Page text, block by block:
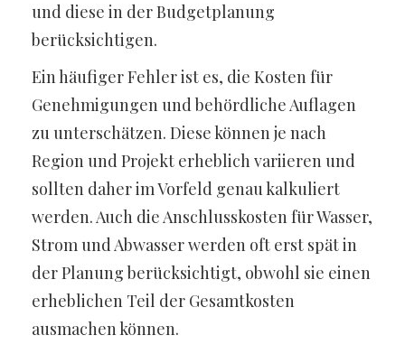
und diese in der Budgetplanung
berücksichtigen.
Ein häufiger Fehler ist es, die Kosten für
Genehmigungen und behördliche Auflagen
zu unterschätzen. Diese können je nach
Region und Projekt erheblich variieren und
sollten daher im Vorfeld genau kalkuliert
werden. Auch die Anschlusskosten für Wasser,
Strom und Abwasser werden oft erst spät in
der Planung berücksichtigt, obwohl sie einen
erheblichen Teil der Gesamtkosten
ausmachen können.